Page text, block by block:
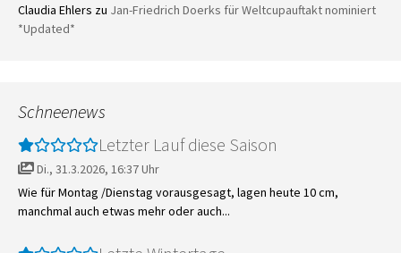
Claudia Ehlers zu Jan-Friedrich Doerks für Weltcupauftakt nominiert
*Updated*
Schneenews
Letzter Lauf diese Saison
Di., 31.3.2026, 16:37 Uhr
Wie für Montag /Dienstag vorausgesagt, lagen heute 10 cm,
manchmal auch etwas mehr oder auch...